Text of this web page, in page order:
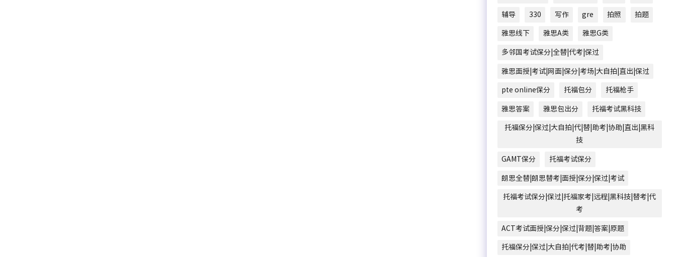
辅导 330 写作 gre 拍照 拍题
雅思线下 雅思A类 雅思G类
多邻国考试保分|全替|代考|保过
雅思面授|考试|网面|保分|考场|大自拍|直出|保过
pte online保分 托福包分 托福枪手
雅思答案 雅思包出分 托福考试黑科技
托福保分|保过|大自拍|代|替|助考|协助|直出|黑科
技
GAMT保分 托福考试保分
朗思全替|朗思替考|面授|保分|保过|考试
托福考试保分|保过|托福家考|远程|黑科技|替考|代
考
ACT考试面授|保分|保过|背题|答案|原题
托福保分|保过|大自拍|代考|替|助考|协助